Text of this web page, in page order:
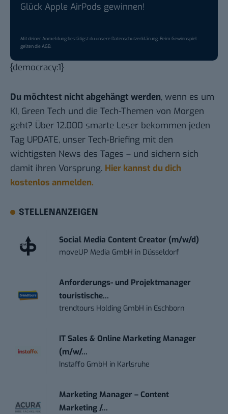
Glück Apple AirPods gewinnen!
Mit deiner Anmeldung bestätigst du unsereDatenschutzerklärung. Beim Gewinnspiel
gelten dieAGB.
{democracy:1}
Du möchtest nicht abgehängt werden, wenn es um
KI, Green Tech und die Tech-Themen von Morgen
geht? Über 12.000 smarte Leser bekommen jeden
Tag UPDATE, unser Tech-Briefing mit den
wichtigsten News des Tages – und sichern sich
damit ihren Vorsprung. Hier kannst du dich
kostenlos anmelden.
STELLENANZEIGEN
Social Media Content Creator (m/w/d)
moveUP Media GmbH in Düsseldorf
Anforderungs- und Projektmanager
touristische...
trendtours Holding GmbH in Eschborn
IT Sales & Online Marketing Manager
(m/w/...
Instaffo GmbH in Karlsruhe
Marketing Manager – Content
Marketing /...